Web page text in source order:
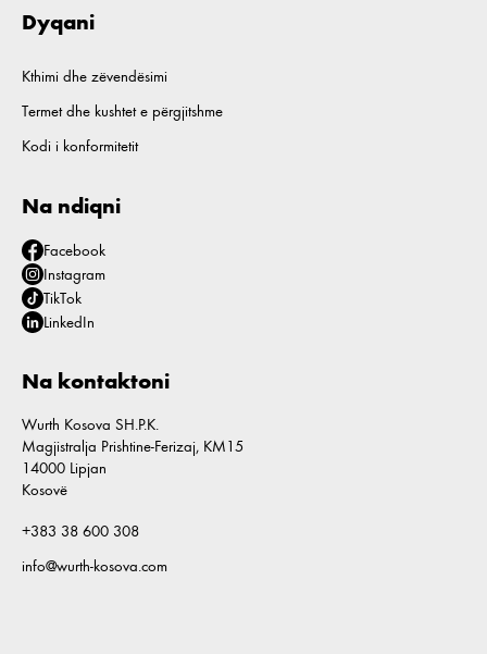
Dyqani
Kthimi dhe zëvendësimi
Termet dhe kushtet e përgjitshme
Kodi i konformitetit
Na ndiqni
Facebook
Instagram
TikTok
LinkedIn
Na kontaktoni
Wurth Kosova SH.P.K.
Magjistralja Prishtine-Ferizaj, KM15
14000 Lipjan
Kosovë
+383 38 600 308
info@wurth-kosova.com